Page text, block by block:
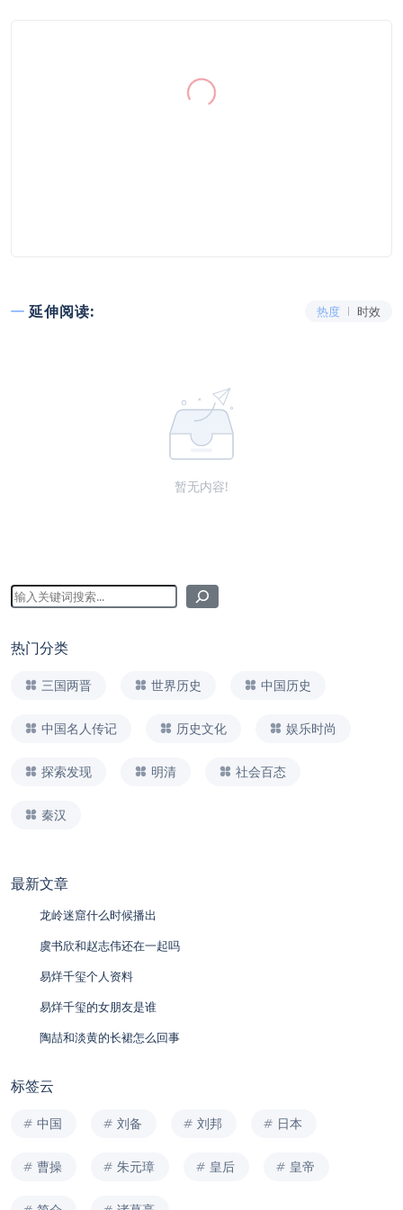
延伸阅读: 热度 时效
暂无内容!
热门分类
三国两晋 世界历史 中国历史
中国名人传记 历史文化 娱乐时尚
探索发现 明清 社会百态
秦汉
最新文章
龙岭迷窟什么时候播出
虞书欣和赵志伟还在一起吗
易烊千玺个人资料
易烊千玺的女朋友是谁
陶喆和淡黄的长裙怎么回事
标签云
中国 刘备 刘邦 日本
曹操 朱元璋 皇后 皇帝